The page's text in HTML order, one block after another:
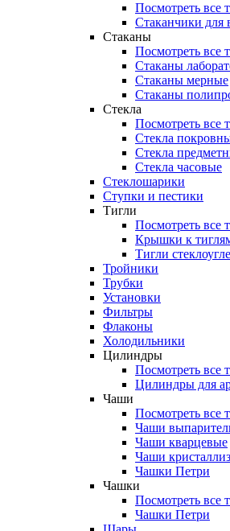
Посмотреть все
Стаканчики для
Стаканы
Посмотреть все
Стаканы
Стаканы мерные
Стаканы
Стекла
Посмотреть все
Стекла
Стекла
Стекла часовые
Стеклошарики
Ступки и пестики
Тигли
Посмотреть все
Крышки к
Тигли
Тройники
Трубки
Установки
Фильтры
Флаконы
Холодильники
Цилиндры
Посмотреть все
Цилиндры для
Чаши
Посмотреть все
Чаши
Чаши кварцевые
Чаши
Чашки Петри
Чашки
Посмотреть все
Чашки Петри